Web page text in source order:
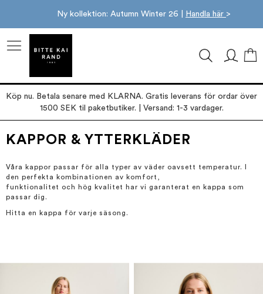
Ny kollektion: Autumn Winter 26 | Handla här >
Köp nu. Betala senare med KLARNA. Gratis leverans för ordar över
1500 SEK til paketbutiker. | Versand: 1-3 vardager.
KAPPOR & YTTERKLÄDER
Våra kappor passar för alla typer av väder oavsett temperatur. I
den perfekta kombinationen av komfort,
funktionalitet och hög kvalitet har vi garanterat en kappa som
passar dig.
Hitta en kappa för varje säsong.